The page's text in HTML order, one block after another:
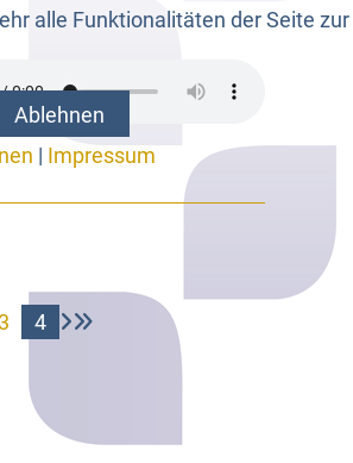
3 4
alle Funktionalitäten der Seite zur
Ablehnen
| Impressum